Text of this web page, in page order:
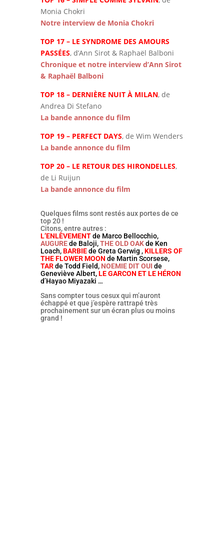
Monia Chokri
Notre interview de Monia Chokri
TOP 17 – LE SYNDROME DES AMOURS
PASSÉES, d’Ann Sirot & Raphaël Balboni
Chronique et notre interview d’Ann Sirot
& Raphaël Balboni
TOP 18 – DERNIÈRE NUIT À MILAN, de
Andrea Di Stefano
La bande annonce du film
TOP 19 – PERFECT DAYS, de Wim Wenders
La bande annonce du film
TOP 20 – LE RETOUR DES HIRONDELLES,
de Li Ruijun
La bande annonce du film
Quelques films sont restés aux portes de ce
top 20 !
Citons, entre autres :
L’ENLÈVEMENTde Marco Bellocchio,
AUGUREde Baloji,THE OLD OAKde Ken
Loach, BARBIEde Greta Gerwig ,KILLERS OF
THE FLOWER MOON de Martin Scorsese,
TARde Todd Field,NOEMIE DIT OUI de
Geneviève Albert,LE GARCON ET LE HÉRON
d’Hayao Miyazaki …
Sans compter tous cesux qui m’auront
échappé et que j’espère rattrapé très
prochainement sur un écran plus ou moins
grand !